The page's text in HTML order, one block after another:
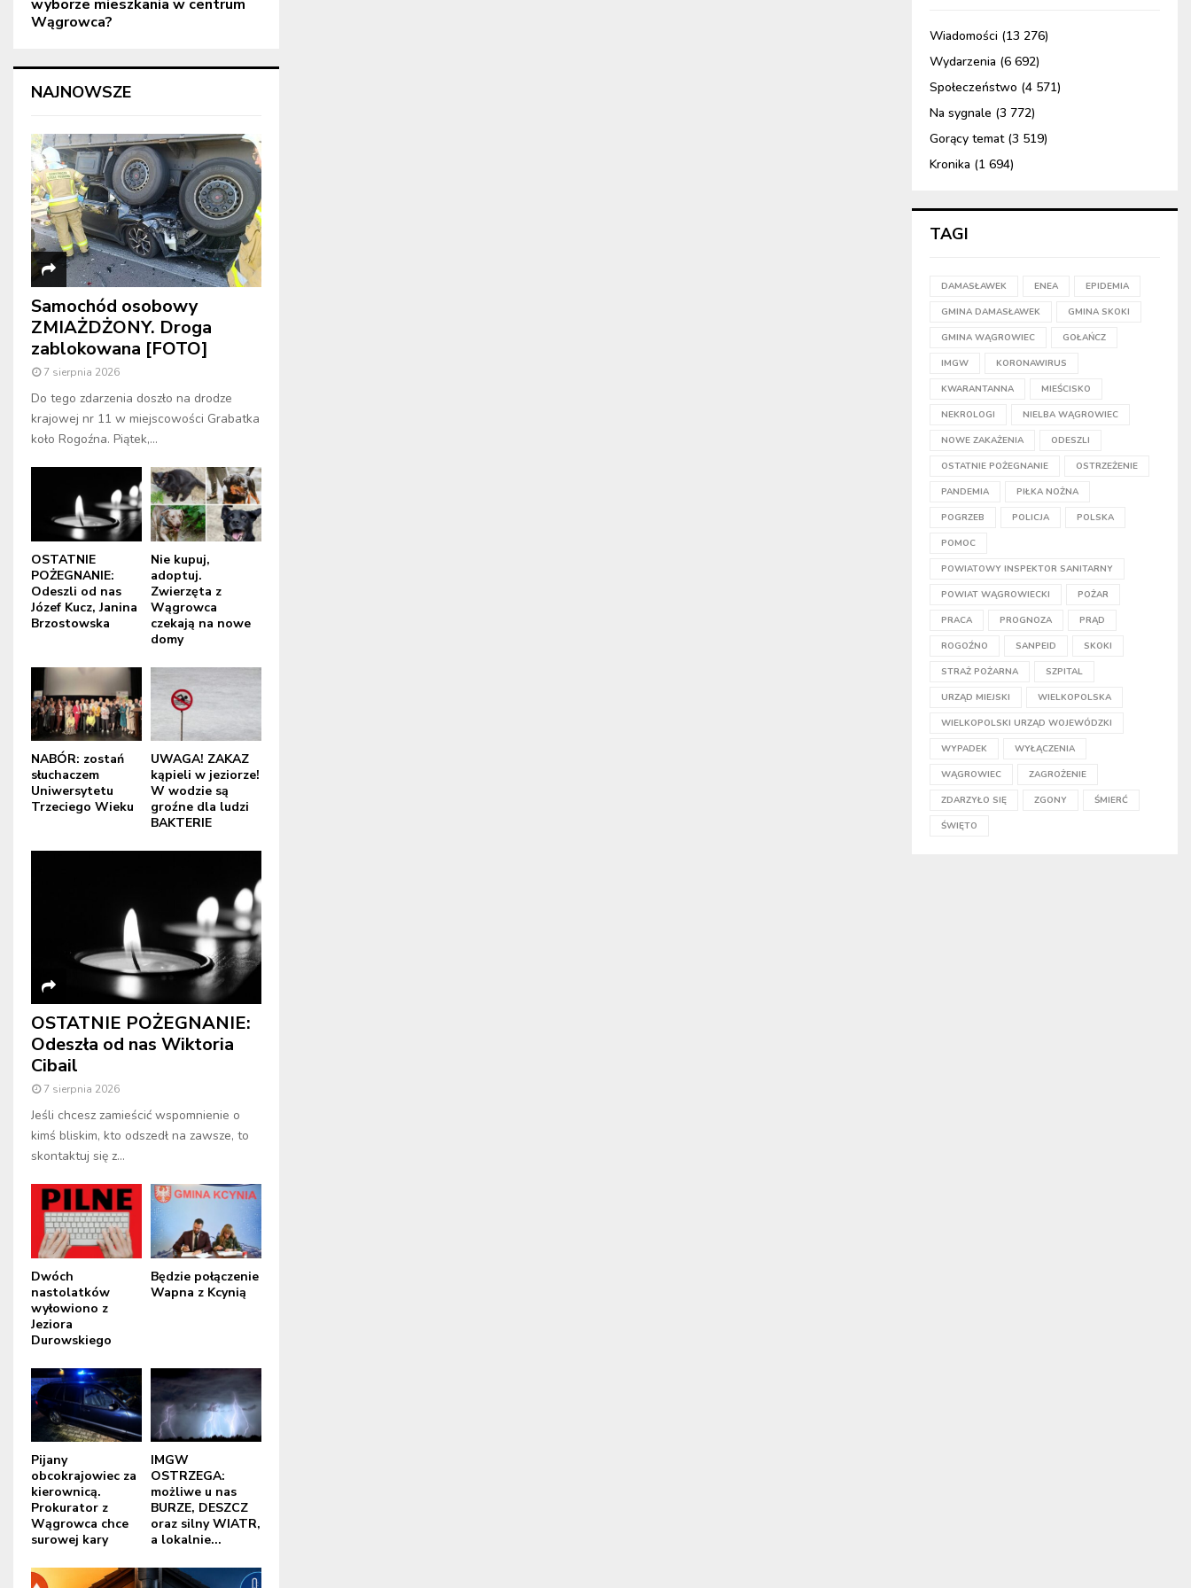
wyborze mieszkania w centrum
Wągrowca?
NAJNOWSZE
Samochód osobowy
ZMIAŻDŻONY. Droga
zablokowana [FOTO]
7 sierpnia 2026
Do tego zdarzenia doszło na drodze
krajowej nr 11 w miejscowości Grabatka
koło Rogoźna. Piątek,...
OSTATNIE
POŻEGNANIE:
Odeszli od nas
Józef Kucz, Janina
Brzostowska
Nie kupuj,
adoptuj.
Zwierzęta z
Wągrowca
czekają na nowe
domy
NABÓR: zostań
słuchaczem
Uniwersytetu
Trzeciego Wieku
UWAGA! ZAKAZ
kąpieli w jeziorze!
W wodzie są
groźne dla ludzi
BAKTERIE
OSTATNIE POŻEGNANIE:
Odeszła od nas Wiktoria
Cibail
7 sierpnia 2026
Jeśli chcesz zamieścić wspomnienie o
kimś bliskim, kto odszedł na zawsze, to
skontaktuj się z...
Dwóch
nastolatków
wyłowiono z
Jeziora
Durowskiego
Będzie połączenie
Wapna z Kcynią
Pijany
obcokrajowiec za
kierownicą.
Prokurator z
Wągrowca chce
surowej kary
IMGW
OSTRZEGA:
możliwe u nas
BURZE, DESZCZ
oraz silny WIATR,
a lokalnie...
Wiadomości (13 276)
Wydarzenia (6 692)
Społeczeństwo (4 571)
Na sygnale (3 772)
Gorący temat(3 519)
Kronika (1 694)
TAGI
DAMASŁAWEK ENEA EPIDEMIA
GMINA DAMASŁAWEK GMINA SKOKI
GMINA WĄGROWIEC GOŁAŃCZ
IMGW KORONAWIRUS
KWARANTANNA MIEŚCISKO
NEKROLOGI NIELBA WĄGROWIEC
NOWE ZAKAŻENIA ODESZLI
OSTATNIE POŻEGNANIE OSTRZEŻENIE
PANDEMIA PIŁKA NOŻNA
POGRZEB POLICJA POLSKA
POMOC
POWIATOWY INSPEKTOR SANITARNY
POWIAT WĄGROWIECKI POŻAR
PRACA PROGNOZA PRĄD
ROGOŹNO SANPEID SKOKI
STRAŻ POŻARNA SZPITAL
URZĄD MIEJSKI WIELKOPOLSKA
WIELKOPOLSKI URZĄD WOJEWÓDZKI
WYPADEK WYŁĄCZENIA
WĄGROWIEC ZAGROŻENIE
ZDARZYŁO SIĘ ZGONY ŚMIERĆ
ŚWIĘTO